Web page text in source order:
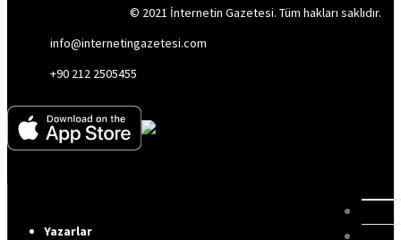
© 2021 İnternetin Gazetesi. Tüm hakları saklıdır.
info@internetingazetesi.com
+90 212 2505455
Yazarlar